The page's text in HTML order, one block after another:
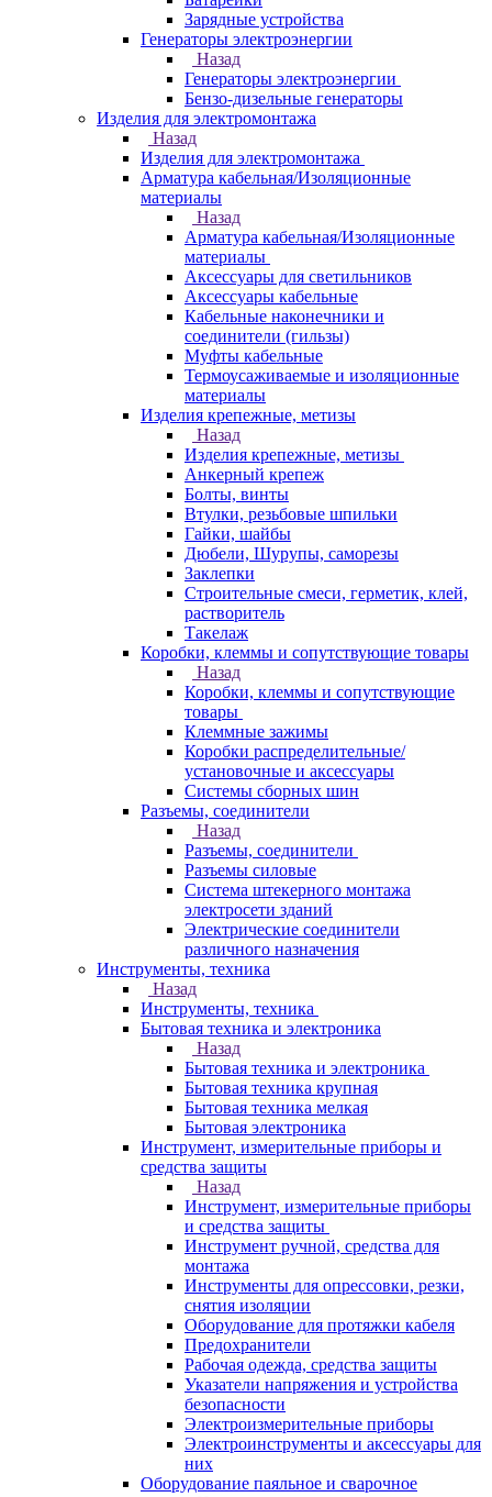
Зарядные устройства
Генераторы электроэнергии
Назад
Генераторы электроэнергии
Бензо-дизельные генераторы
Изделия для электромонтажа
Назад
Изделия для электромонтажа
Арматура кабельная/Изоляционные
материалы
Назад
Арматура кабельная/Изоляционные
материалы
Аксессуары для светильников
Аксессуары кабельные
Кабельные наконечники и
соединители (гильзы)
Муфты кабельные
Термоусаживаемые и изоляционные
материалы
Изделия крепежные, метизы
Назад
Изделия крепежные, метизы
Анкерный крепеж
Болты, винты
Втулки, резьбовые шпильки
Гайки, шайбы
Дюбели, Шурупы, саморезы
Заклепки
Строительные смеси, герметик, клей,
растворитель
Такелаж
Коробки, клеммы и сопутствующие товары
Назад
Коробки, клеммы и сопутствующие
товары
Клеммные зажимы
Коробки распределительные/
установочные и аксессуары
Системы сборных шин
Разъемы, соединители
Назад
Разъемы, соединители
Разъемы силовые
Система штекерного монтажа
электросети зданий
Электрические соединители
различного назначения
Инструменты, техника
Назад
Инструменты, техника
Бытовая техника и электроника
Назад
Бытовая техника и электроника
Бытовая техника крупная
Бытовая техника мелкая
Бытовая электроника
Инструмент, измерительные приборы и
средства защиты
Назад
Инструмент, измерительные приборы
и средства защиты
Инструмент ручной, средства для
монтажа
Инструменты для опрессовки, резки,
снятия изоляции
Оборудование для протяжки кабеля
Предохранители
Рабочая одежда, средства защиты
Указатели напряжения и устройства
безопасности
Электроизмерительные приборы
Электроинструменты и аксессуары для
них
Оборудование паяльное и сварочное